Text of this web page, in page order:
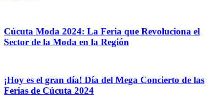
Cúcuta Moda 2024: La Feria que Revoluciona el
Sector de la Moda en la Región
¡Hoy es el gran día! Día del Mega Concierto de las
Ferias de Cúcuta 2024